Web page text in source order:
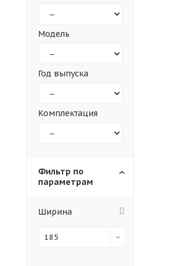
Модель
Год выпуска
Комплектация
Фильтр по
параметрам
Ширина
185